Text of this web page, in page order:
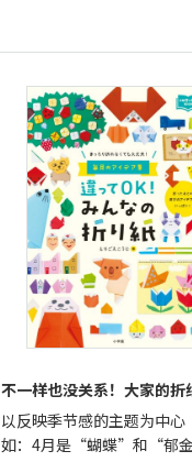
不一样也没关系！大家的折
以反映季节感的主题为中心
如：4月是“蝴蝶”和“郁金